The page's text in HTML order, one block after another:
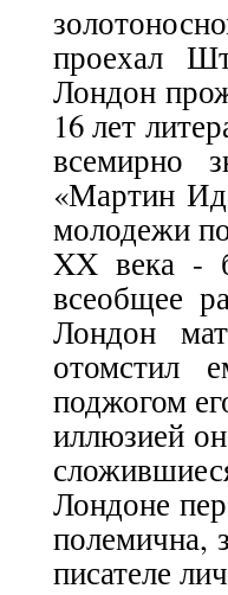
проехал
Лондон
16 лет
всемирно
«Мартин
молодежи
XX века -
всеобщее
Лондон
отомстил
поджогом
иллюзией
Лондоне
полемична,
писателе